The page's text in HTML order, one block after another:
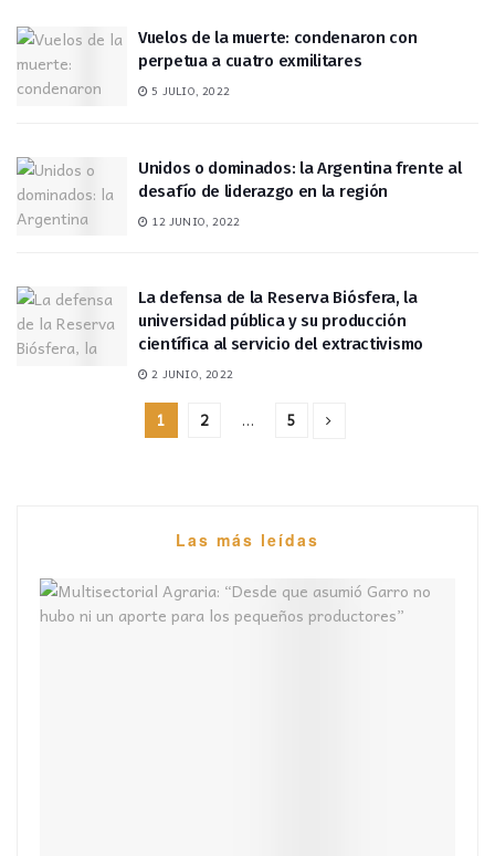
Vuelos de la muerte: condenaron con
perpetua a cuatro exmilitares
5 JULIO, 2022
Unidos o dominados: la Argentina frente al
desafío de liderazgo en la región
12 JUNIO, 2022
La defensa de la Reserva Biósfera, la
universidad pública y su producción
científica al servicio del extractivismo
2 JUNIO, 2022
1 2 … 5
Las más leídas